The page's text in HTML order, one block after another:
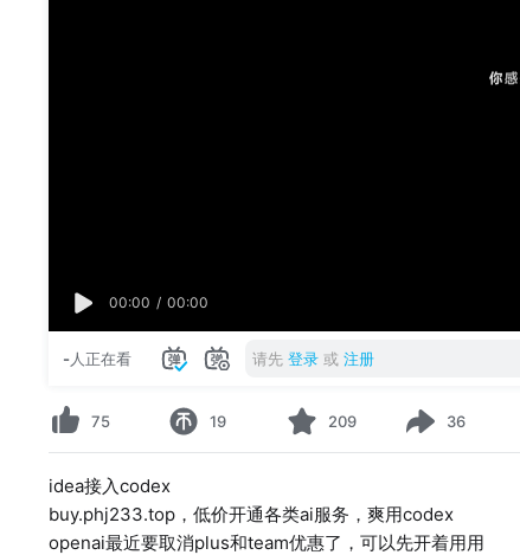
00:00 / 00:00
-人正在看 请先 登录 或 注册
75 19 209 36
idea接入codex
buy.phj233.top，低价开通各类ai服务，爽用codex
openai最近要取消plus和team优惠了，可以先开着用用